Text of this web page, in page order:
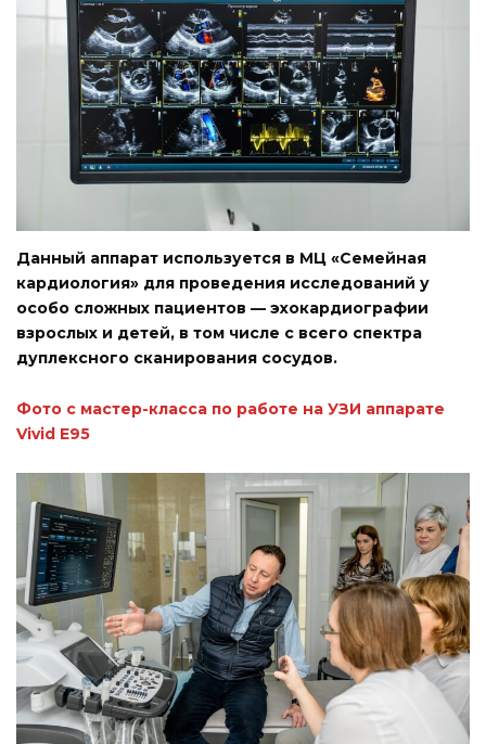
Данный аппарат используется в МЦ «Семейная
кардиология» для проведения исследований у
особо сложных пациентов — эхокардиографии
взрослых и детей, в том числе с всего спектра
дуплексного сканирования сосудов.
Фото с мастер-класса по работе на УЗИ аппарате
Vivid E95